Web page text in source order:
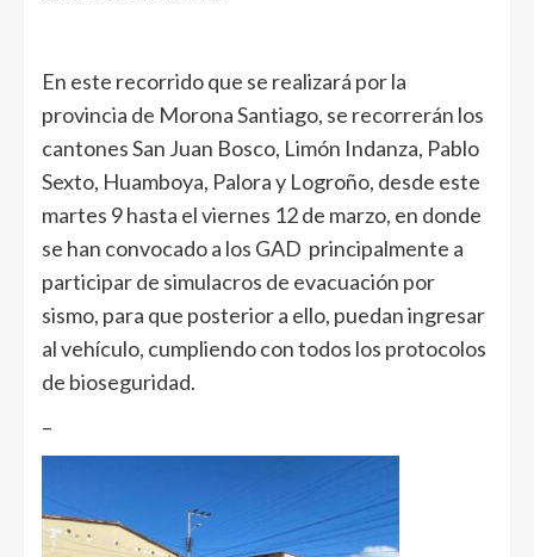
En este recorrido que se realizará por la
provincia de Morona Santiago, se recorrerán los
cantones San Juan Bosco, Limón Indanza, Pablo
Sexto, Huamboya, Palora y Logroño, desde este
martes 9 hasta el viernes 12 de marzo, en donde
se han convocado a los GAD principalmente a
participar de simulacros de evacuación por
sismo, para que posterior a ello, puedan ingresar
al vehículo, cumpliendo con todos los protocolos
de bioseguridad.
–